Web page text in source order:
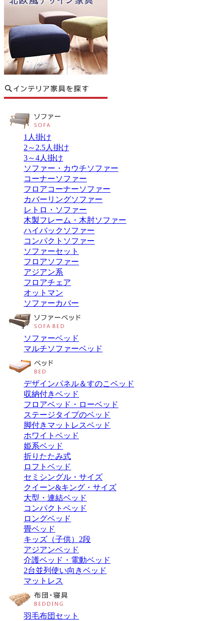
1人掛け
2～2.5人掛け
3～4人掛け
ソファー・カウチソファー
コーナーソファー
フロアコーナーソファー
カバーリングソファー
レトロ・ソファー
木製フレーム・木肘ソファー
ハイバックソファー
コンパクトソファー
ソファーセット
フロアソファー
アジアン系
フロアチェア
オットマン
ソファーカバー
ソファーベッド
マルチソファーベッド
デザインパネル＆すのこベッド
収納付きベッド
フロアベッド・ローベッド
ステージタイプのベッド
脚付きマットレスベッド
ホワイトベッド
姫系ベッド
折りたたみ式
ロフトベッド
セミシングル・サイズ
クイーン&キング・サイズ
大型・連結ベッド
コンパクトベッド
ロングベッド
畳ベッド
キッズ（子供）2段
アジアンベッド
介護ベッド・電動ベッド
2台並列使い向きベッド
マットレス
羽毛布団セット